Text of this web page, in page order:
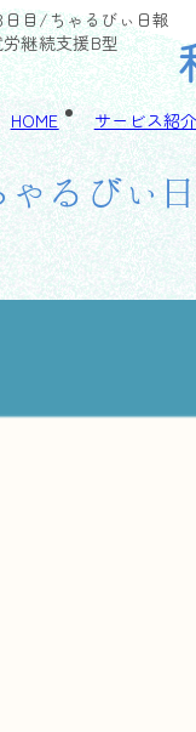
継続支援B型
HOME サービス紹
目/ちゃるびぃ日報
るびぃ